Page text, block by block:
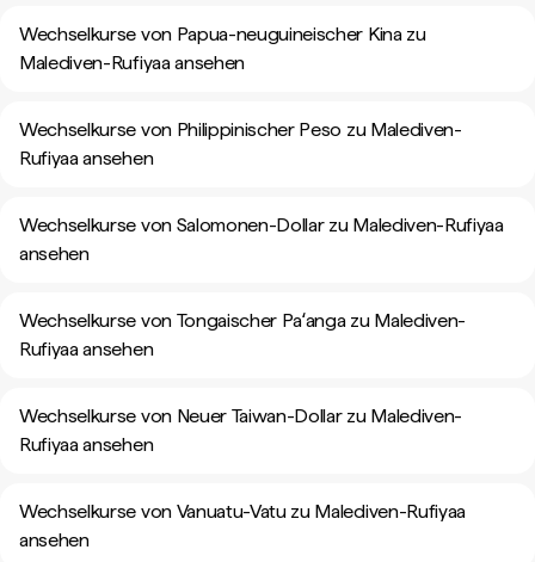
Wechselkurse von Papua-neuguineischer Kina zu
Malediven-Rufiyaa ansehen
Wechselkurse von Philippinischer Peso zu Malediven-
Rufiyaa ansehen
Wechselkurse von Salomonen-Dollar zu Malediven-Rufiyaa
ansehen
Wechselkurse von Tongaischer Paʻanga zu Malediven-
Rufiyaa ansehen
Wechselkurse von Neuer Taiwan-Dollar zu Malediven-
Rufiyaa ansehen
Wechselkurse von Vanuatu-Vatu zu Malediven-Rufiyaa
ansehen